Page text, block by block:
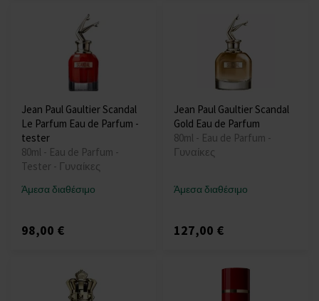
Jean Paul Gaultier Scandal
Le Parfum Eau de Parfum -
tester
80ml - Eau de Parfum -
Tester - Γυναίκες
Άμεσα διαθέσιμο
98,00 €
Jean Paul Gaultier Scandal
Gold Eau de Parfum
80ml - Eau de Parfum -
Γυναίκες
Άμεσα διαθέσιμο
127,00 €